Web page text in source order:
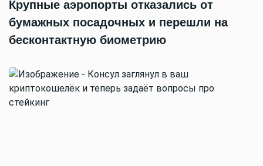
Крупные аэропорты отказались от
бумажных посадочных и перешли на
бесконтактную биометрию